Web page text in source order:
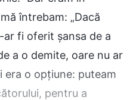
întrebam: „Dacă
fi oferit șansa de a
a o demite, oare nu ar
era o opțiune: puteam
pentru a